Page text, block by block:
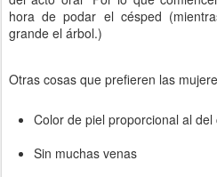
hora de podar el césped
grande el árbol.)
Otras cosas que prefieren las
Color de piel proporcional al del
Sin muchas venas